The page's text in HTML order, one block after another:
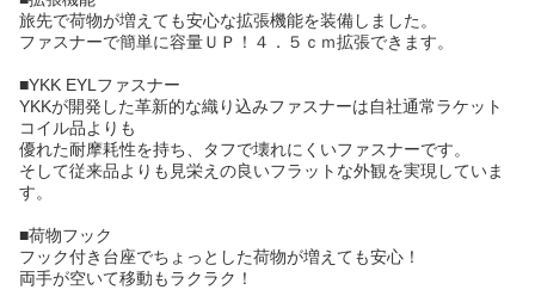
旅先で荷物が増えても安心な拡張機能を装備しました。
ファスナーで簡単に容量ＵＰ！４．５ｃｍ拡張できます。
■YKK EYLファスナー
YKKが開発した革新的な織り込みファスナーは自社通常ラケット
コイル品よりも
優れた耐摩耗性を持ち、タフで壊れにくいファスナーです。
そして従来品よりも見栄えの良いフラットな外観を実現していま
す。
■荷物フック
フック付き台座でちょっとした荷物が増えても安心！
両手が空いて移動もラクラク！